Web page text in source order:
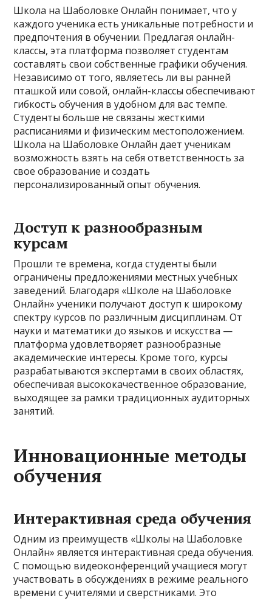
Школа на Шаболовке Онлайн понимает, что у
каждого ученика есть уникальные потребности и
предпочтения в обучении. Предлагая онлайн-
классы, эта платформа позволяет студентам
составлять свои собственные графики обучения.
Независимо от того, являетесь ли вы ранней
пташкой или совой, онлайн-классы обеспечивают
гибкость обучения в удобном для вас темпе.
Студенты больше не связаны жесткими
расписаниями и физическим местоположением.
Школа на Шаболовке Онлайн дает ученикам
возможность взять на себя ответственность за
свое образование и создать
персонализированный опыт обучения.
Доступ к разнообразным
курсам
Прошли те времена, когда студенты были
ограничены предложениями местных учебных
заведений. Благодаря «Школе на Шаболовке
Онлайн» ученики получают доступ к широкому
спектру курсов по различным дисциплинам. От
науки и математики до языков и искусства —
платформа удовлетворяет разнообразные
академические интересы. Кроме того, курсы
разрабатываются экспертами в своих областях,
обеспечивая высококачественное образование,
выходящее за рамки традиционных аудиторных
занятий.
Инновационные методы
обучения
Интерактивная среда обучения
Одним из преимуществ «Школы на Шаболовке
Онлайн» является интерактивная среда обучения.
С помощью видеоконференций учащиеся могут
участвовать в обсуждениях в режиме реального
времени с учителями и сверстниками. Это